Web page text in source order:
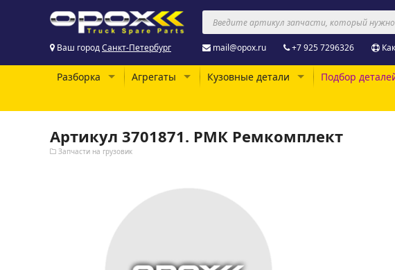
Ваш городСанкт-Петербург mail@opox.ru +7 925 7296326
Разборка Агрегаты Кузовные детали Подбор
Артикул 3701871. РМК Ремкомплект
Запчасти на грузовик